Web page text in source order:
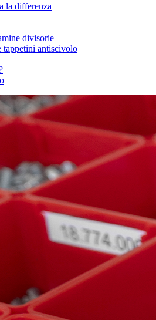
la differenza
divisorie
tappetini antiscivolo